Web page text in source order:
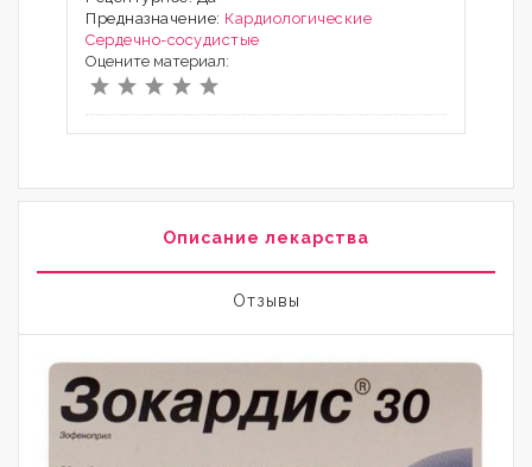
Предназначение: Кардиологические
Сердечно-сосудистые
Оцените материал:
Описание лекарства
Отзывы